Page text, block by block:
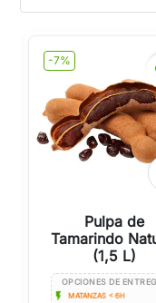
-7%
Pulpa de
Tamarindo
(1,5 L)
OPCIONES DE
flash_on MATANZAS < 6H